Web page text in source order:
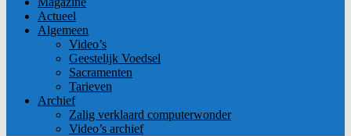
Actueel
Algemeen
Video’s
Geestelijk Voedsel
Sacramenten
Tarieven
Archief
Zalig verklaard computerwonder
Video’s archief